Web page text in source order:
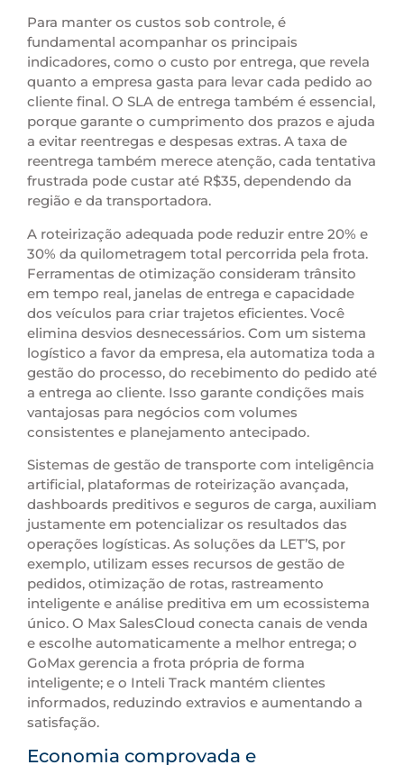
Para manter os custos sob controle, é
fundamental acompanhar os principais
indicadores, como o custo por entrega, que revela
quanto a empresa gasta para levar cada pedido ao
cliente final. O SLA de entrega também é essencial,
porque garante o cumprimento dos prazos e ajuda
a evitar reentregas e despesas extras. A taxa de
reentrega também merece atenção, cada tentativa
frustrada pode custar até R$35, dependendo da
região e da transportadora.
A roteirização adequada pode reduzir entre 20% e
30% da quilometragem total percorrida pela frota.
Ferramentas de otimização consideram trânsito
em tempo real, janelas de entrega e capacidade
dos veículos para criar trajetos eficientes. Você
elimina desvios desnecessários. Com um sistema
logístico a favor da empresa, ela automatiza toda a
gestão do processo, do recebimento do pedido até
a entrega ao cliente. Isso garante condições mais
vantajosas para negócios com volumes
consistentes e planejamento antecipado.
Sistemas de gestão de transporte com inteligência
artificial, plataformas de roteirização avançada,
dashboards preditivos e seguros de carga, auxiliam
justamente em potencializar os resultados das
operações logísticas. As soluções da LET’S, por
exemplo, utilizam esses recursos de gestão de
pedidos, otimização de rotas, rastreamento
inteligente e análise preditiva em um ecossistema
único. O Max SalesCloud conecta canais de venda
e escolhe automaticamente a melhor entrega; o
GoMax gerencia a frota própria de forma
inteligente; e o Inteli Track mantém clientes
informados, reduzindo extravios e aumentando a
satisfação.
Economia comprovada e